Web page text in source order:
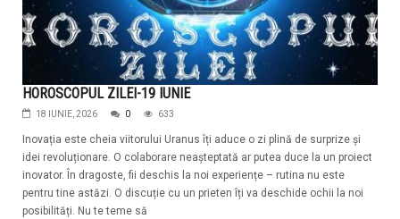
HOROSCOPUL ZILEI-19 IUNIE
18 IUNIE, 2026 0 633
Inovația este cheia viitorului Uranus îți aduce o zi plină de surprize și
idei revoluționare. O colaborare neașteptată ar putea duce la un proiect
inovator. În dragoste, fii deschis la noi experiențe – rutina nu este
pentru tine astăzi. O discuție cu un prieten îți va deschide ochii la noi
posibilități. Nu te teme să